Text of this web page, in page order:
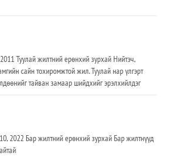
Туулай жилтний ерөнхий зурхай Нийтэч,
сайн тохиромжтой жил. Туулай нар үлгэрт
тайван замаар шийдхийг эрэлхийлдэг
2022 Бар жилтний ерөнхий зурхай Бар жилтнүүд